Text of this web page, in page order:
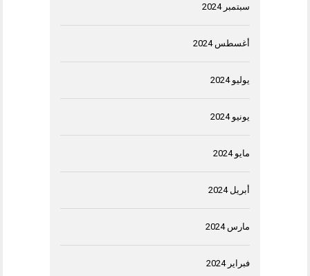
سبتمبر 2024
أغسطس 2024
يوليو 2024
يونيو 2024
مايو 2024
أبريل 2024
مارس 2024
فبراير 2024